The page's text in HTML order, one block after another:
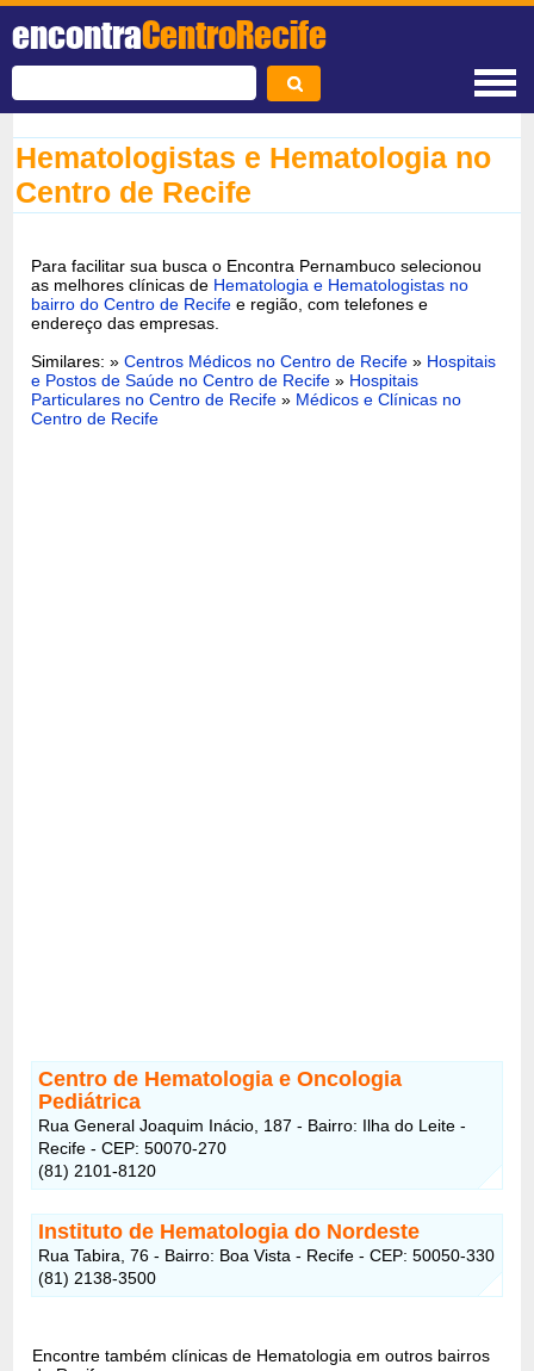
encontraCentroRecife
Hematologistas e Hematologia no
Centro de Recife
Para facilitar sua busca o Encontra Pernambuco selecionou
as melhores clínicas de Hematologia e Hematologistas no
bairro do Centro de Recife e região, com telefones e
endereço das empresas.
Similares: »Centros Médicos no Centro de Recife » Hospitais
e Postos de Saúde no Centro de Recife » Hospitais
Particulares no Centro de Recife » Médicos e Clínicas no
Centro de Recife
Centro de Hematologia e Oncologia
Pediátrica
Rua General Joaquim Inácio, 187 - Bairro: Ilha do Leite -
Recife - CEP: 50070-270
(81) 2101-8120
Instituto de Hematologia do Nordeste
Rua Tabira, 76 - Bairro: Boa Vista - Recife - CEP: 50050-330
(81) 2138-3500
Encontre também clínicas de Hematologia em outros bairros